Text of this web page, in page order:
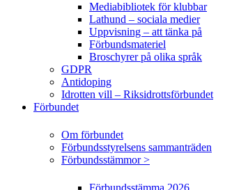
Mediabibliotek för klubbar
Lathund – sociala medier
Uppvisning – att tänka på
Förbundsmateriel
Broschyrer på olika språk
GDPR
Antidoping
Idrotten vill – Riksidrottsförbundet
Förbundet
Om förbundet
Förbundsstyrelsens sammanträden
Förbundsstämmor >
Förbundsstämma 2026